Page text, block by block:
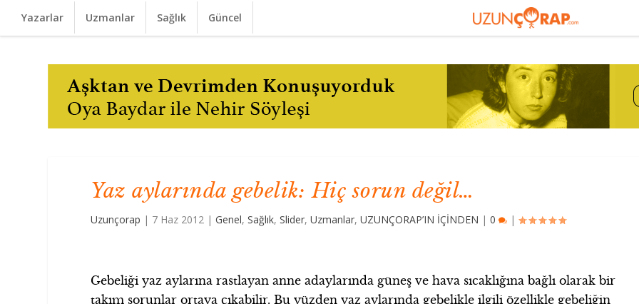
Yazarlar Uzmanlar Sağlık Güncel
Yaz aylarında gebelik: Hiç sorun değil…
Uzunçorap | 7 Haz 2012 |Genel,Sağlık,Slider,Uzmanlar,UZUNÇORAP’IN İÇİNDEN |0 |
Gebeliği yaz aylarına rastlayan anne adaylarında güneş ve hava sıcaklığına bağlı olarak bir
takım sorunlar ortaya çıkabilir. Bu yüzden yaz aylarında gebelikle ilgili özellikle gebeliğin